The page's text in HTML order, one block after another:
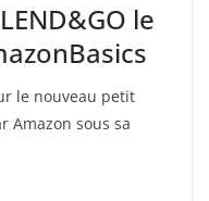
le
le nouveau petit
Amazon sous sa